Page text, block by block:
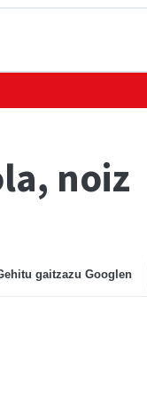
noiz
gaitzazu Googlen